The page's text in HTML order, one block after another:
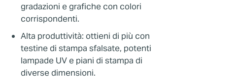
gradazioni e grafiche con colori
corrispondenti.
Alta produttività: ottieni di più con
testine di stampa sfalsate, potenti
lampade UV e piani di stampa di
diverse dimensioni.